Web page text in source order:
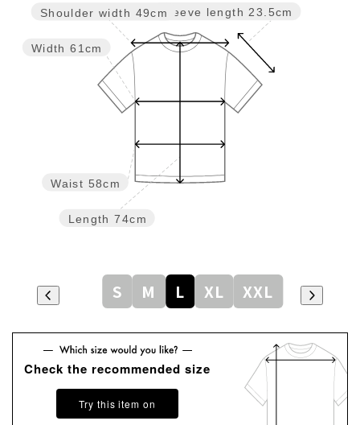
Sleeve length 23.5cm
Length 74cm
Waist 58cm
Width 61cm
Shoulder width 49cm
S M L XL XXL
Check the recommended size
Try this item on